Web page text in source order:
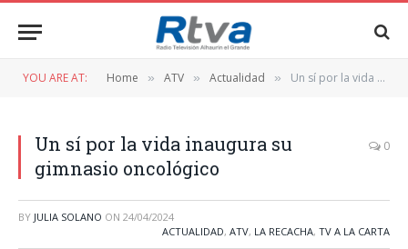
YOU ARE AT: Home » ATV » Actualidad » Un sí por la vida inaugura su gimnasio oncológico
Un sí por la vida inaugura su
gimnasio oncológico
0
BY JULIA SOLANO ON 24/04/2024
ACTUALIDAD, ATV, LA RECACHA, TV A LA CARTA